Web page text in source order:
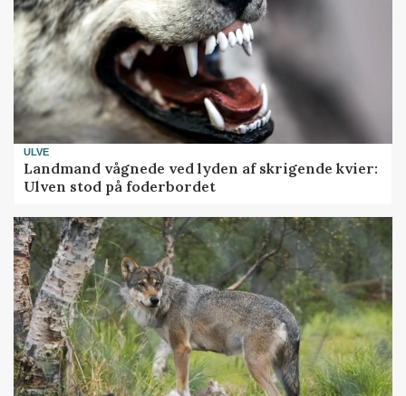
ULVE
Landmand vågnede ved lyden af skrigende kvier:
Ulven stod på foderbordet